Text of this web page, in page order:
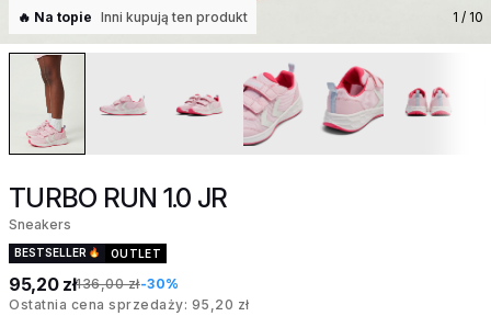
🔥 Na topie Inni kupują ten produkt 1 / 10
TURBO RUN 1.0 JR
Sneakers
BESTSELLER OUTLET
95,20 zł136,00 zł-30%
Ostatnia cena sprzedaży: 95,20 zł